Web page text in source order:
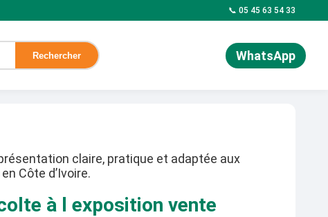
📞 05 45 63 54 33
Rechercher WhatsApp
claire, pratique et adaptée aux
Côte d’Ivoire.
à l exposition vente